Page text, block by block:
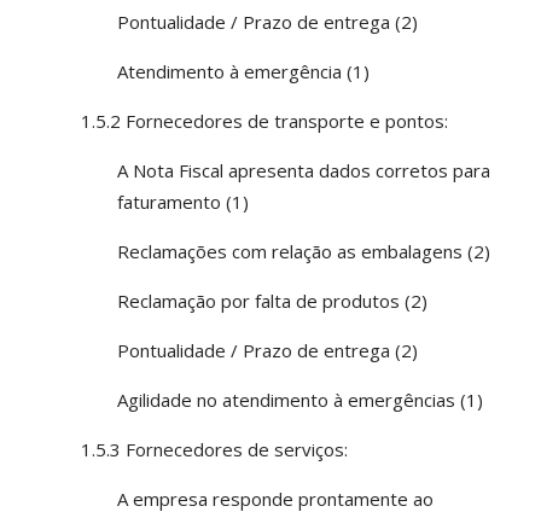
Pontualidade / Prazo de entrega (2)
Atendimento à emergência (1)
1.5.2 Fornecedores de transporte e pontos:
A Nota Fiscal apresenta dados corretos para
faturamento (1)
Reclamações com relação as embalagens (2)
Reclamação por falta de produtos (2)
Pontualidade / Prazo de entrega (2)
Agilidade no atendimento à emergências (1)
1.5.3 Fornecedores de serviços:
A empresa responde prontamente ao